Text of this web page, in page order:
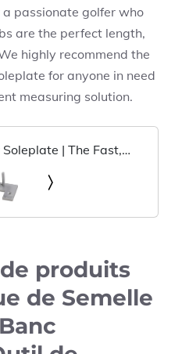
passionate golfer who
are the perfect length,
highly recommend the
for anyone in need
measuring solution.
| The Fast,
Club Length Measuring
produits
de Semelle